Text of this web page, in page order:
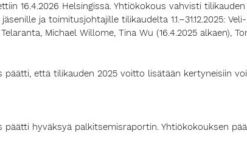
16.4.2026 Helsingissä. Yhtiökokous vahvisti tilikauden
ja toimitusjohtajille tilikaudelta 1.1.–31.12.2025:
Michael Willome, Tina Wu (16.4.2025 alkaen),
että tilikauden 2025 voitto lisätään kertyneisiin
hyväksyä palkitsemisraportin. Yhtiökokouksen